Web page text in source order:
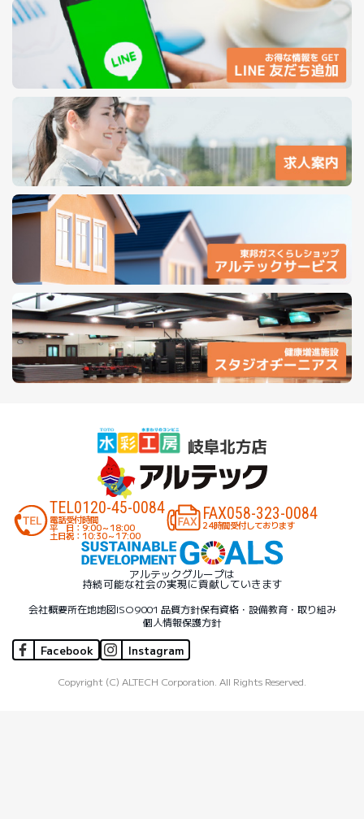
TEL0120-45-0084
電話受付時間
平 日：9:00～18:00
土日祝：10:30～17:00
FAX058-323-0084
24時間受付しております
アルテックグループは
持続可能な社会の実現に貢献していきます
会社概要所在地地図ISO9001 品質方針保有資格・設備教育・取り組み
個人情報保護方針
Facebook Instagram
Copyright (C) ALTECH Corporation. All Rights Reserved.